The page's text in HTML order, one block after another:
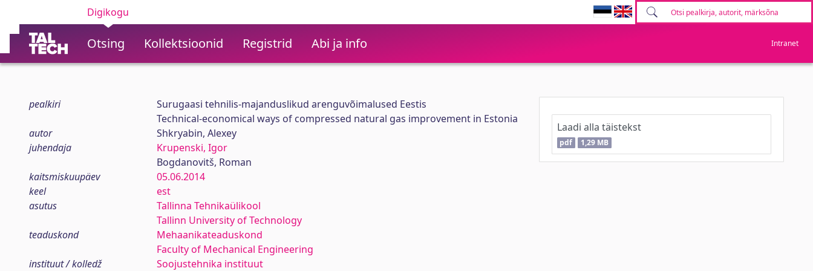
Digikogu
Otsing Kollektsioonid Registrid Abi ja info Intranet
pealkiri
Surugaasi tehnilis-majanduslikud arenguvõimalused Eestis
Technical-economical ways of compressed natural gas improvement in Estonia
autor
Shkryabin, Alexey
juhendaja
Krupenski, Igor
Bogdanovitš, Roman
kaitsmiskuupäev
05.06.2014
keel
est
asutus
Tallinna Tehnikaülikool
Tallinn University of Technology
teaduskond
Mehaanikateaduskond
Faculty of Mechanical Engineering
instituut / kolledž
Soojustehnika instituut
Laadi alla täistekst
pdf 1,29 MB